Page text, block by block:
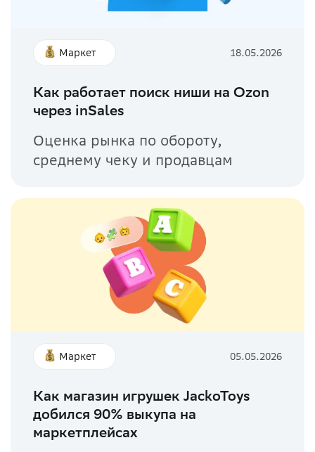
Маркет 18.05.2026
Как работает поиск ниши на Ozon
через inSales
Оценка рынка по обороту,
среднему чеку и продавцам
Маркет 05.05.2026
Как магазин игрушек JackoToys
добился 90% выкупа на
маркетплейсах